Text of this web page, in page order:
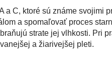
a C, ktoré sú známe svojimi
a spomaľovať proces
strate jej vlhkosti. Pri
a žiarivejšej pleti.